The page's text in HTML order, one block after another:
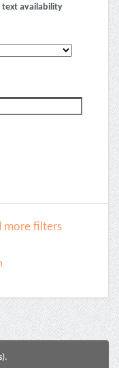
text availability
more filters